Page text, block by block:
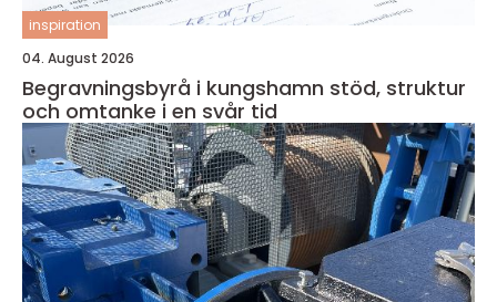
inspiration
04. August 2026
Begravningsbyrå i kungshamn stöd, struktur
och omtanke i en svår tid